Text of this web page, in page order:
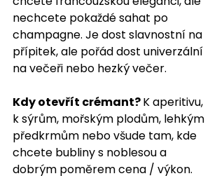
nechcete pokaždé sahat po
champagne. Je dost slavnostní na
přípitek, ale pořád dost univerzální
na večeři nebo hezký večer.
Kdy otevřít crémant? K aperitivu,
k sýrům, mořským plodům, lehkým
předkrmům nebo všude tam, kde
chcete bubliny s noblesou a
dobrým poměrem cena / výkon.